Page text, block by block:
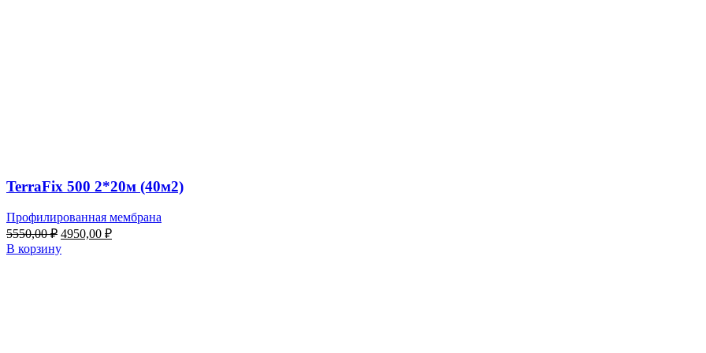
TerraFix 500 2*20м (40м2)
Профилированная мембрана
5550,00₽ Первоначальная
цена
составляла
4950,00 ₽Текущая
В корзину